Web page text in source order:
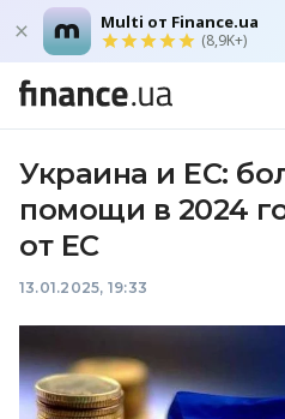
Multi от Finance.ua
(8,9K+)
Украина и ЕС:
помощи в 2024
от ЕС
13.01.2025, 19:33